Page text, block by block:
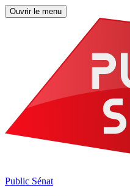
Ouvrir le menu
Public Sénat